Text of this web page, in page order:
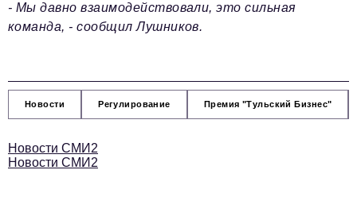
- Мы давно взаимодействовали, это сильная
команда, - сообщил Лушников.
Новости Регулирование Премия "Тульский Бизнес"
Новости СМИ2
Новости СМИ2